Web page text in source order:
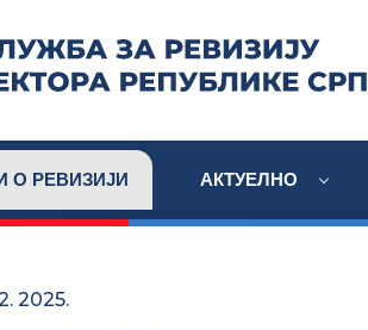
О РЕВИЗИЈИ АКТУЕЛНО
2025.